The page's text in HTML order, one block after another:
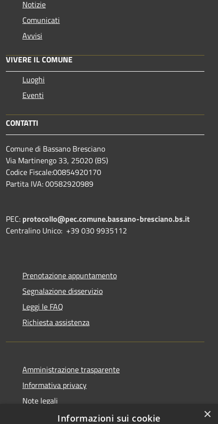
Notizie
Comunicati
Avvisi
VIVERE IL COMUNE
Luoghi
Eventi
CONTATTI
Comune di Bassano Bresciano
Via Martinengo 33, 25020 (BS)
Codice Fiscale:00854920170
Partita IVA: 00582920989
PEC: protocollo@pec.comune.bassano-bresciano.bs.it
Centralino Unico: +39 030 9935112
Prenotazione appuntamento
Segnalazione disservizio
Leggi le FAQ
Richiesta assistenza
Amministrazione trasparente
Informativa privacy
Note legali
Dichiarazione di accessibilità
×
Informazioni sui cookie